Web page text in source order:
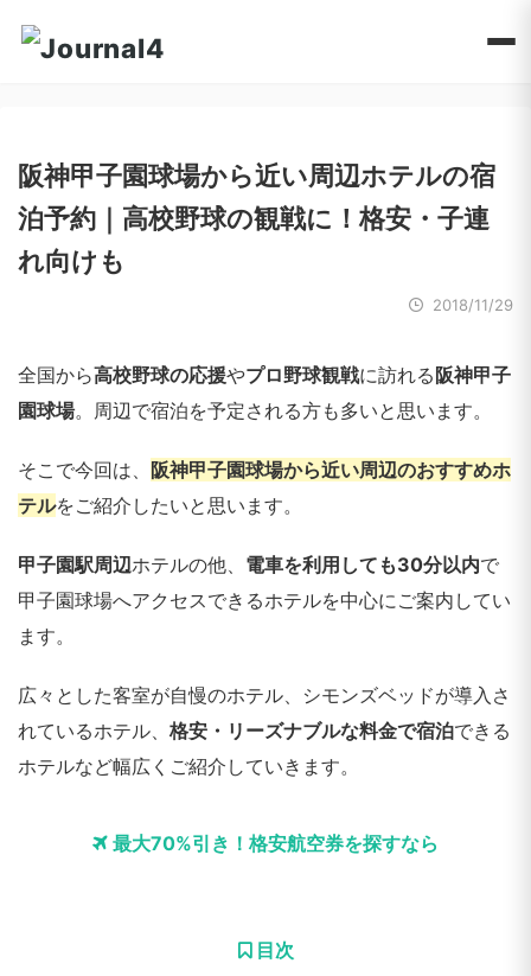
阪神甲子園球場から近い周辺ホテルの宿
泊予約｜高校野球の観戦に！格安・子連
れ向けも
2018/11/29
全国から高校野球の応援やプロ野球観戦に訪れる 阪神甲子
園球場。周辺で宿泊を予定される方も多いと思います。
そこで今回は、 阪神甲子園球場から近い周辺のおすすめホ
テルをご紹介したいと思います。
甲子園駅周辺ホテルの他、 電車を利用しても30分以内で
甲子園球場へアクセスできるホテルを中心にご案内してい
ます。
広々とした客室が自慢のホテル、シモンズベッドが導入さ
れているホテル、 格安・リーズナブルな料金で宿泊できる
ホテルなど幅広くご紹介していきます。
最大70%引き！格安航空券を探すなら
目次